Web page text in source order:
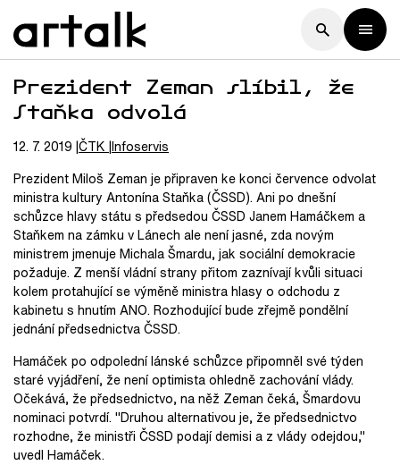
Prezident Zeman slíbil, že
Staňka odvolá
12. 7. 2019 ČTK Infoservis
Prezident Miloš Zeman je připraven ke konci července odvolat
ministra kultury Antonína Staňka (ČSSD). Ani po dnešní
schůzce hlavy státu s předsedou ČSSD Janem Hamáčkem a
Staňkem na zámku v Lánech ale není jasné, zda novým
ministrem jmenuje Michala Šmardu, jak sociální demokracie
požaduje. Z menší vládní strany přitom zaznívají kvůli situaci
kolem protahující se výměně ministra hlasy o odchodu z
kabinetu s hnutím ANO. Rozhodující bude zřejmě pondělní
jednání předsednictva ČSSD.
Hamáček po odpolední lánské schůzce připomněl své týden
staré vyjádření, že není optimista ohledně zachování vlády.
Očekává, že předsednictvo, na něž Zeman čeká, Šmardovu
nominaci potvrdí. "Druhou alternativou je, že předsednictvo
rozhodne, že ministři ČSSD podají demisi a z vlády odejdou,"
uvedl Hamáček.